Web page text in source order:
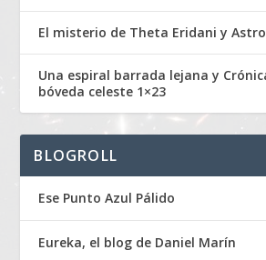
El misterio de Theta Eridani y
Una espiral barrada lejana y
bóveda celeste 1×23
BLOGROLL
Ese Punto Azul Pálido
Eureka, el blog de Daniel Marín